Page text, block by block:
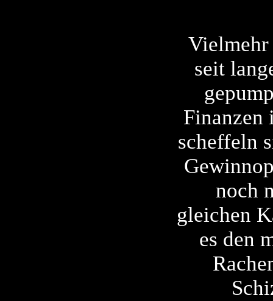
Vielmehr
seit
Finanzen
scheffeln
noch
gleichen
es den